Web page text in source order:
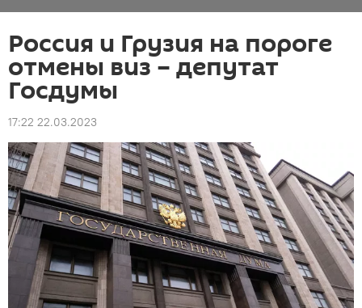
Россия и Грузия на пороге
отмены виз – депутат
Госдумы
17:22 22.03.2023